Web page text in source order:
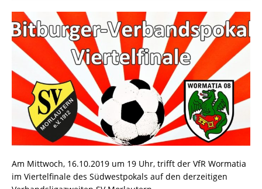
Am Mittwoch, 16.10.2019 um 19 Uhr, trifft der VfR Wormatia
im Viertelfinale des Südwestpokals auf den derzeitigen